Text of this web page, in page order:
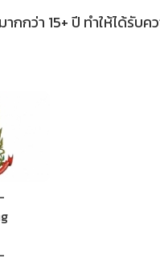
กว่า 15+ ปี ทำให้ได้รับคว